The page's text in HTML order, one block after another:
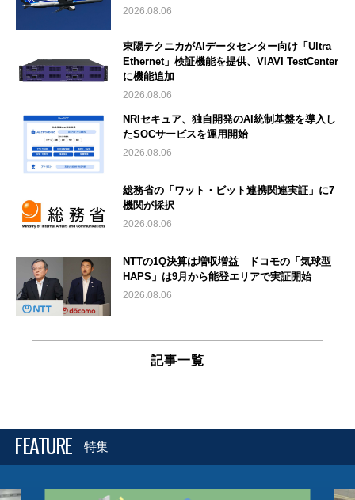
2026.08.06
東陽テクニカがAIデータセンター向け「Ultra
Ethernet」検証機能を提供、VIAVI TestCenter
に機能追加
2026.08.06
NRIセキュア、独自開発のAI統制基盤を導入し
たSOCサービスを運用開始
2026.08.06
総務省の「ワット・ビット連携関連実証」に7
機関が採択
2026.08.06
NTTの1Q決算は増収増益 ドコモの「気球型
HAPS」は9月から能登エリアで実証開始
2026.08.06
記事一覧
FEATURE 特集